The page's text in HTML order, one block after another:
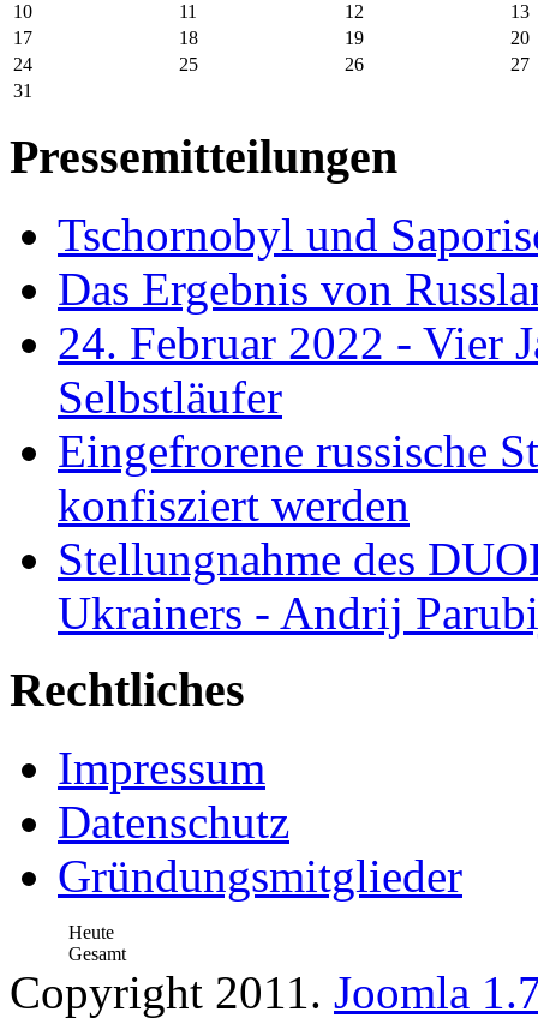
10
11 12
13
17
18 19
20
24
25 26
27
31
Pressemitteilungen
Tschornobyl und
Das Ergebnis von
24. Februar 2022 - Vier
Selbstläufer
Eingefrorene russische
konfisziert werden
Stellungnahme des
Ukrainers - Andrij
Rechtliches
Impressum
Datenschutz
Gründungsmitglieder
Heute
Gesamt
Copyright 2011. Joomla